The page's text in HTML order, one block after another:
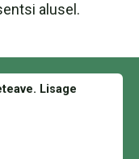
alusel.